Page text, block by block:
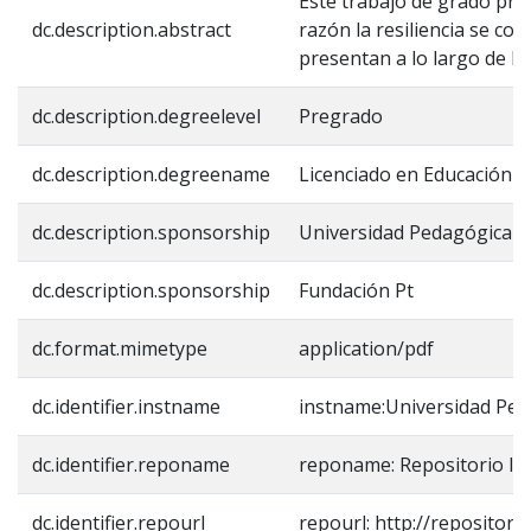
dc.description.abstract
razón la resiliencia se
presentan a lo largo de
dc.description.degreelevel Pregrado
dc.description.degreename Licenciado en Educación
dc.description.sponsorship Universidad Pedagógica
dc.description.sponsorship Fundación Pt
dc.format.mimetype application/pdf
dc.identifier.instname instname:Universidad
dc.identifier.reponame reponame: Repositorio
dc.identifier.repourl repourl: http://